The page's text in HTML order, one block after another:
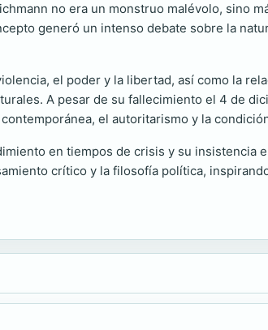
no era un monstruo malévolo, sino
generó un intenso debate sobre la
el poder y la libertad, así como la
A pesar de su fallecimiento el 4 de
el autoritarismo y la
en tiempos de crisis y su insistencia
crítico y la filosofía política,